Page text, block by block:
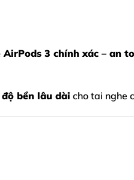
3 chính xác – an
bền lâu dài cho tai nghe